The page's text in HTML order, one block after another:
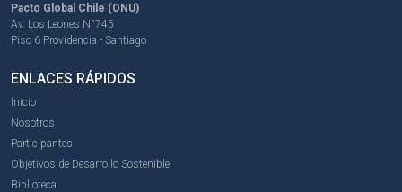
Pacto Global Chile (ONU)
Av. Los Leones N°745
Piso 6 Providencia - Santiago
ENLACES RÁPIDOS
Inicio
Nosotros
Participantes
Objetivos de Desarrollo Sostenible
Biblioteca